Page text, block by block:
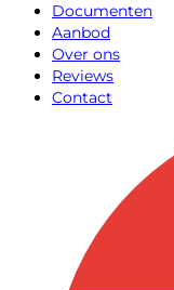
Documenten
Aanbod
Over ons
Reviews
Contact